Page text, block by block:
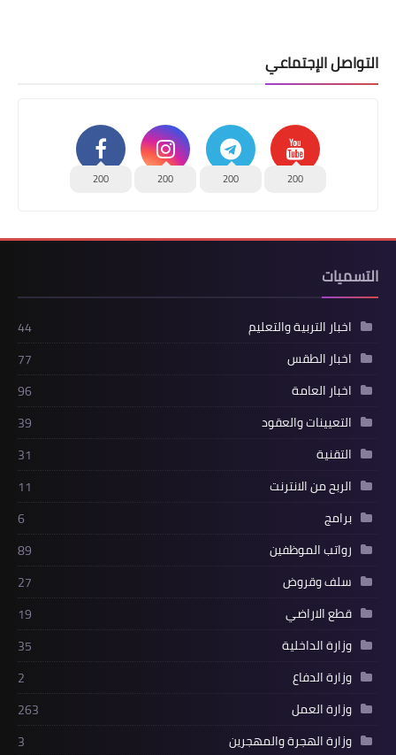
التواصل الإجتماعي
200
200
200
200
التسميات
اخبار التربية والتعليم
44
اخبار الطقس
77
اخبار العامة
96
التعيينات والعقود
39
التقنية
31
الربح من الانترنت
11
برامج
6
رواتب الموظفين
89
سلف وقروض
27
قطع الاراضي
19
وزارة الداخلية
35
وزارة الدفاع
2
وزارة العمل
263
وزارة الهجرة والمهجرين
3